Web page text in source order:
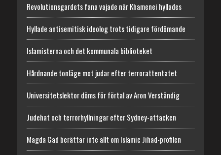
Revolutionsgardets fana vajade när Khamenei hyllades
Hyllade antisemitisk ideolog trots tidigare fördömande
Islamisterna och det kommunala biblioteket
Hårdnande tonläge mot judar efter terrorattentatet
Universitetslektor döms för förtal av Aron Verständig
Judehat och terrorhyllningar efter Sydney-attacken
Magda Gad berättar inte allt om Islamic Jihad-profilen